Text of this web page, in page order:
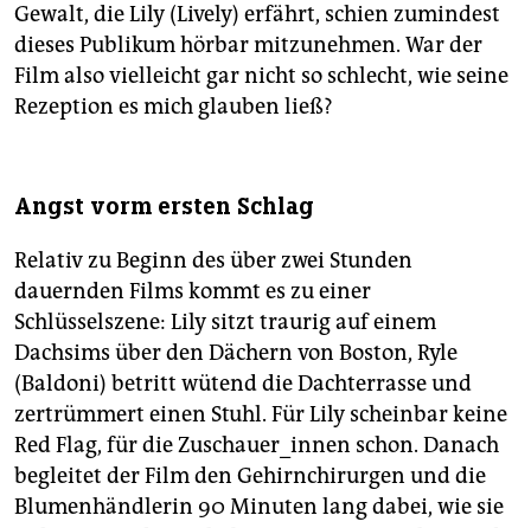
Gewalt, die Lily (Lively) erfährt, schien zumindest
dieses Publikum hörbar mitzunehmen. War der
Film also vielleicht gar nicht so schlecht, wie seine
Rezeption es mich glauben ließ?
Angst vorm ersten Schlag
Relativ zu Beginn des über zwei Stunden
dauernden Films kommt es zu einer
Schlüsselszene: Lily sitzt traurig auf einem
Dachsims über den Dächern von Boston, Ryle
(Baldoni) betritt wütend die Dachterrasse und
zertrümmert einen Stuhl. Für Lily scheinbar keine
Red Flag, für die Zuschauer_innen schon. Danach
begleitet der Film den Gehirnchirurgen und die
Blumenhändlerin 90 Minuten lang dabei, wie sie